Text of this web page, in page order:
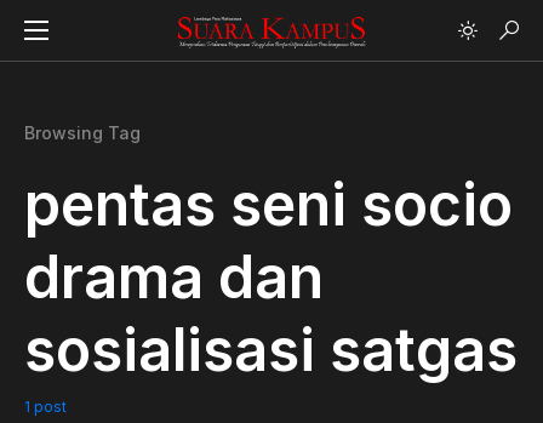
Browsing Tag
pentas seni socio
drama dan
sosialisasi satgas
1 post